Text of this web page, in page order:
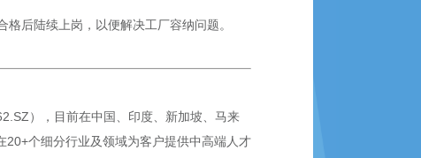
后陆续上岗，以便解决工厂容纳问题。
），目前在中国、印度、新加坡、马来
个细分行业及领域为客户提供中高端人才